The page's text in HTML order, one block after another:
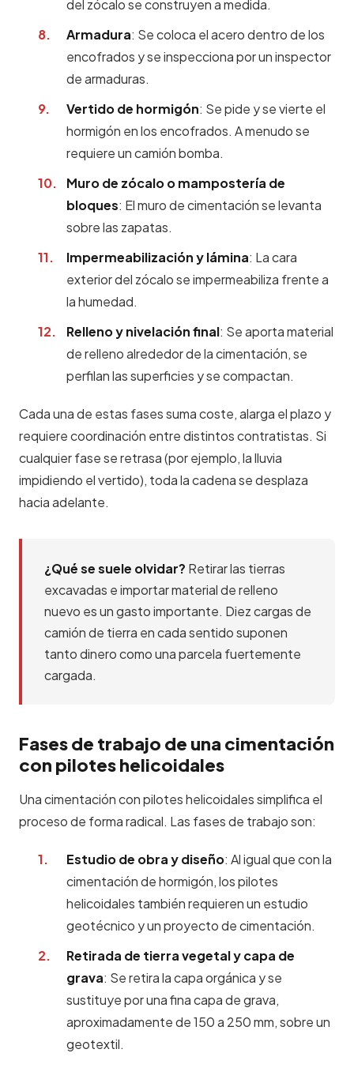
del zócalo se construyen a medida.
Armadura: Se coloca el acero dentro de los
encofrados y se inspecciona por un inspector
de armaduras.
Vertido de hormigón: Se pide y se vierte el
hormigón en los encofrados. A menudo se
requiere un camión bomba.
Muro de zócalo o mampostería de
bloques: El muro de cimentación se levanta
sobre las zapatas.
Impermeabilización y lámina: La cara
exterior del zócalo se impermeabiliza frente a
la humedad.
Relleno y nivelación final: Se aporta material
de relleno alrededor de la cimentación, se
perfilan las superficies y se compactan.
Cada una de estas fases suma coste, alarga el plazo y
requiere coordinación entre distintos contratistas. Si
cualquier fase se retrasa (por ejemplo, la lluvia
impidiendo el vertido), toda la cadena se desplaza
hacia adelante.
¿Qué se suele olvidar? Retirar las tierras
excavadas e importar material de relleno
nuevo es un gasto importante. Diez cargas de
camión de tierra en cada sentido suponen
tanto dinero como una parcela fuertemente
cargada.
Fases de trabajo de una cimentación
con pilotes helicoidales
Una cimentación con pilotes helicoidales simplifica el
proceso de forma radical. Las fases de trabajo son:
Estudio de obra y diseño: Al igual que con la
cimentación de hormigón, los pilotes
helicoidales también requieren un estudio
geotécnico y un proyecto de cimentación.
Retirada de tierra vegetal y capa de
grava: Se retira la capa orgánica y se
sustituye por una fina capa de grava,
aproximadamente de 150 a 250 mm, sobre un
geotextil.